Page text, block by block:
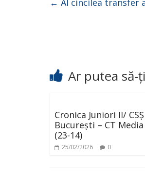
← Al cincilea transfer
Ar putea să-
Cronica Juniori II/
București – CT
(23-14)
25/02/2026 0